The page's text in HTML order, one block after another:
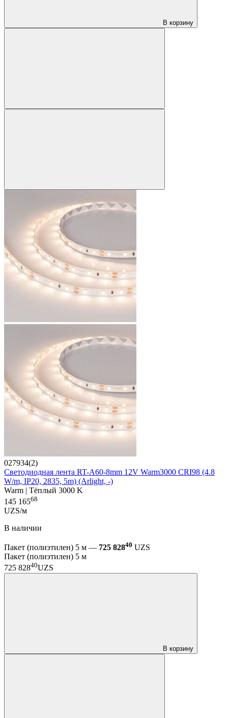
В корзину
027934(2)
Светодиодная лента RT-A60-8mm 12V Warm3000 CRI98 (4.8
W/m, IP20, 2835, 5m) (Arlight, -)
Warm | Тёплый 3000 K
145 16568
UZS/м
В наличии
Пакет (полиэтилен) 5 м — 725 82840 UZS
Пакет (полиэтилен) 5 м
725 82840UZS
В корзину